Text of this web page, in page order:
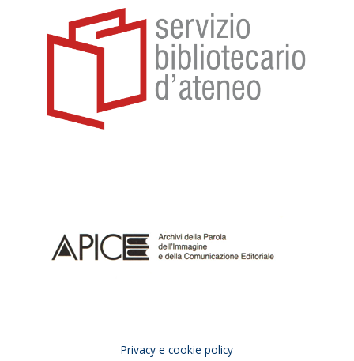
Privacy e cookie policy